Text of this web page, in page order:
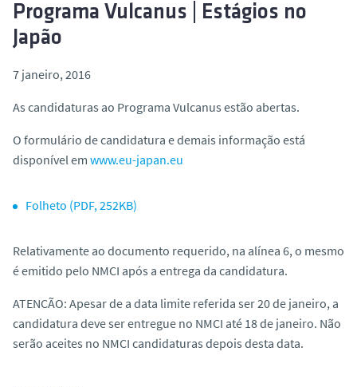
Programa Vulcanus | Estágios no
Japão
7 janeiro, 2016
As candidaturas ao Programa Vulcanus estão abertas.
O formulário de candidatura e demais informação está
disponível em www.eu-japan.eu
Folheto (PDF, 252KB)
Relativamente ao documento requerido, na alínea 6, o mesmo
é emitido pelo NMCI após a entrega da candidatura.
ATENCÃO: Apesar de a data limite referida ser 20 de janeiro, a
candidatura deve ser entregue no NMCI até 18 de janeiro. Não
serão aceites no NMCI candidaturas depois desta data.